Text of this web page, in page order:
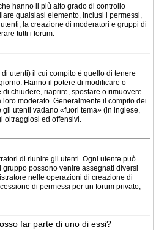
hanno il più alto grado di controllo
qualsiasi elemento, inclusi i permessi,
la creazione di moderatori e gruppi di
tutti i forum.
di utenti) il cui compito è quello di tenere
Hanno il potere di modificare o
chiudere, riaprire, spostare o rimuovere
moderato. Generalmente il compito dei
utenti vadano «fuori tema» (in inglese,
oltraggiosi ed offensivi.
di riunire gli utenti. Ogni utente può
possono venire assegnati diversi
nelle operazioni di creazione di
di permessi per un forum privato,
far parte di uno di essi?